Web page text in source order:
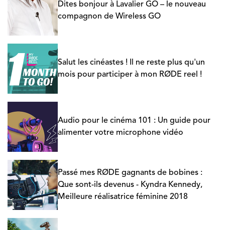
Dites bonjour à Lavalier GO – le nouveau
compagnon de Wireless GO
Salut les cinéastes ! Il ne reste plus qu'un
mois pour participer à mon RØDE reel !
Audio pour le cinéma 101 : Un guide pour
alimenter votre microphone vidéo
Passé mes RØDE gagnants de bobines :
Que sont-ils devenus - Kyndra Kennedy,
Meilleure réalisatrice féminine 2018